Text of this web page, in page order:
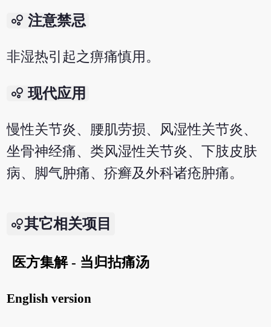
bubble_chart 注意禁忌
非湿热引起之痹痛慎用。
bubble_chart 现代应用
慢性关节炎、腰肌劳损、风湿性关节炎、
坐骨神经痛、类风湿性关节炎、下肢皮肤
病、脚气肿痛、疥癣及外科诸疮肿痛。
其它相关项目
医方集解 - 当归拈痛汤
English version